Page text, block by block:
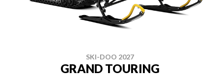
SKI-DOO 2027
GRAND TOURING